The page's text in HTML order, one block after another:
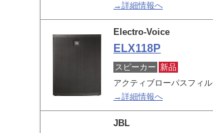
→詳細情報へ
Electro-Voice
ELX118P
スピーカー 新品
アクティブローパスフィ
→詳細情報へ
JBL